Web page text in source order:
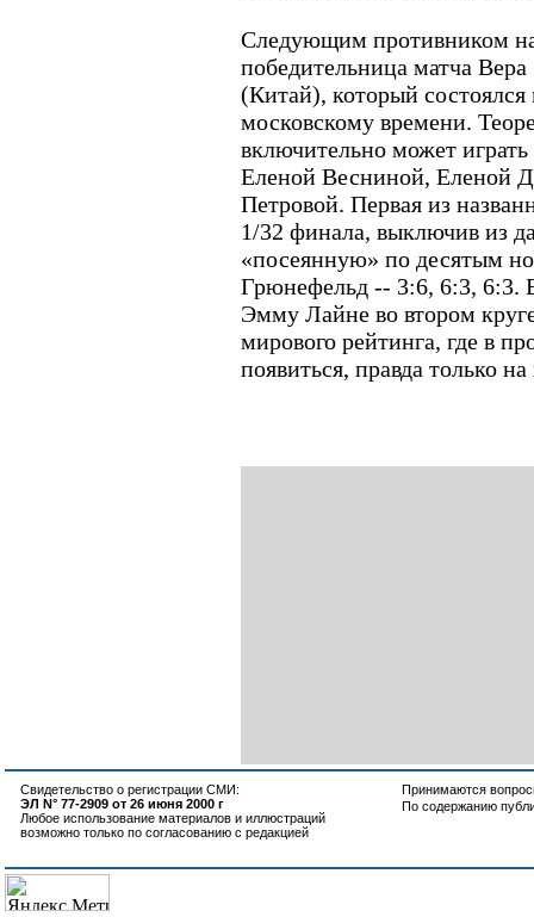
Следующим противником
победительница матча
(Китай), который
московскому времени.
включительно может
Еленой Весниной, Еленой
Петровой. Первая из
1/32 финала, выключив из
«посеянную» по десятым
Грюнефельд -- 3:6, 6:3, 6:3.
Эмму Лайне во втором
мирового рейтинга, где в
появиться, правда только
Свидетельство о регистрации СМИ:
ЭЛ N° 77-2909 от 26 июня 2000 г
Любое использование материалов и иллюстраций
возможно только по согласованию с редакцией
Принимаются
По содержанию